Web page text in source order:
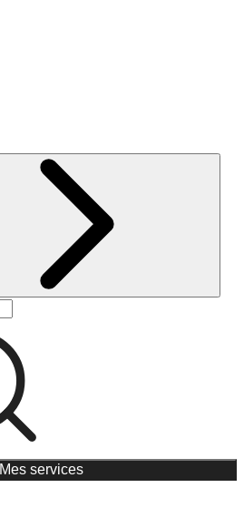
Mes services